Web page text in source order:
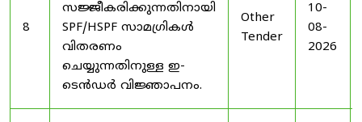
8
സജ്ജീകരിക്കുന്നതിനായി
SPF/HSPF സാമഗ്രികൾ
വിതരണം
ചെയ്യുന്നതിനുള്ള ഇ-
ടെൻഡർ വിജ്ഞാപനം.
Other
Tender
10-
08-
2026